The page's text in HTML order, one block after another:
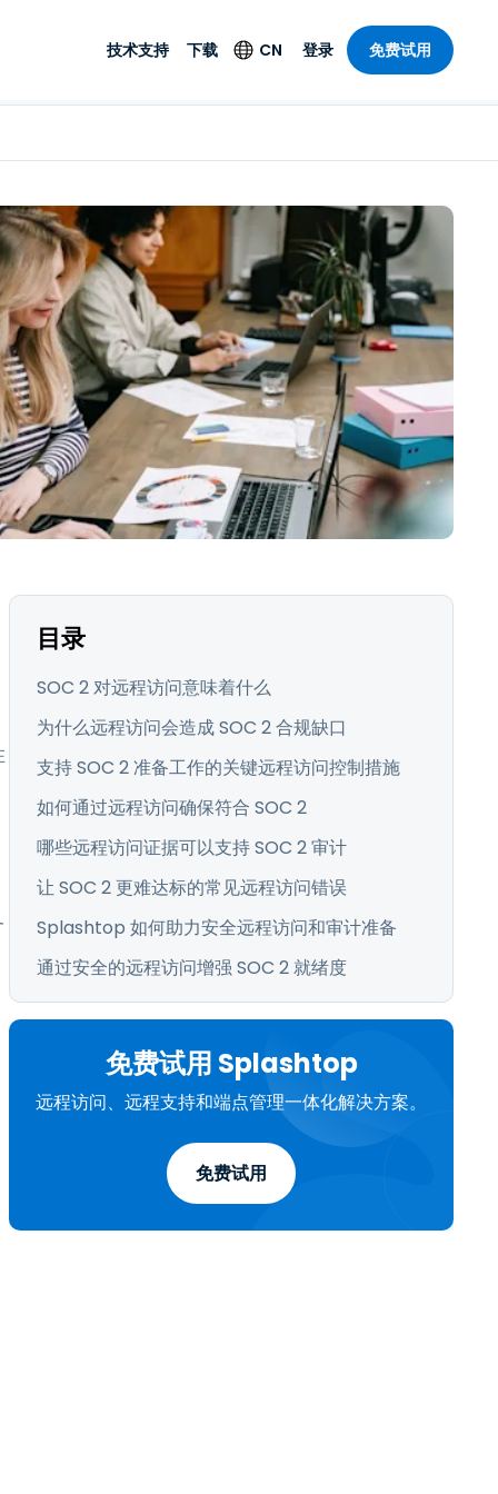
功能。提
端点检测与响应
Foxpass Wi-Fi 接入和
控制
零信任 Secure
Workspace
Shield（反诈骗）
所有产品
部门
业
技术支持
系统服务状况
下载 CN
Deutsch
Español
Français
Italiano
Nederlands
Português
简体中文
繁體中文
日本語
ภาษาไทย
登录 免费试用
目录
SOC 2 对远程访问意味着什么
为什么远程访问会造成 SOC 2 合规缺口
支持 SOC 2 准备工作的关键远程访问控制措施
如何通过远程访问确保符合 SOC 2
哪些远程访问证据可以支持 SOC 2 审计
让 SOC 2 更难达标的常见远程访问错误
Splashtop 如何助力安全远程访问和审计准备
通过安全的远程访问增强 SOC 2 就绪度
免费试用 Splashtop
远程访问、远程支持和端点管理一体化解决方案。
免费试用